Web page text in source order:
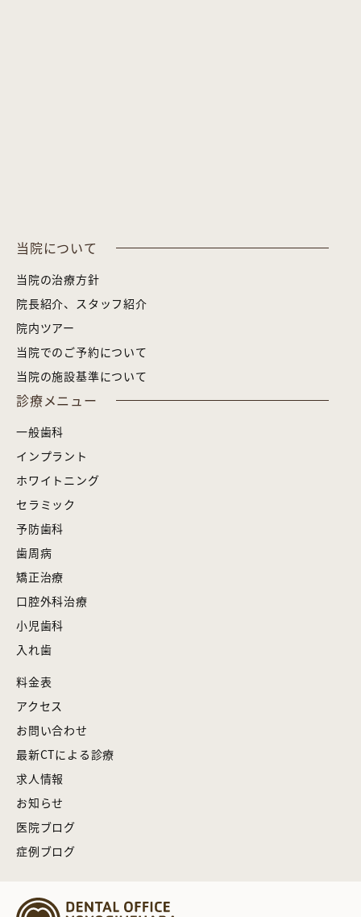
当院について
当院の治療方針
院長紹介、スタッフ紹介
院内ツアー
当院でのご予約について
当院の施設基準について
診療メニュー
一般歯科
インプラント
ホワイトニング
セラミック
予防歯科
歯周病
矯正治療
口腔外科治療
小児歯科
入れ歯
料金表
アクセス
お問い合わせ
最新CTによる診療
求人情報
お知らせ
医院ブログ
症例ブログ